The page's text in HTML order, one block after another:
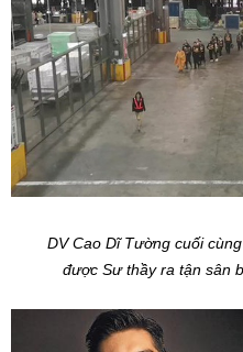
DV Cao Dĩ Tường cuối
được Sư thầy ra tận sân